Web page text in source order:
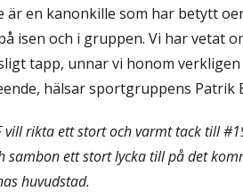
är en kanonkille som har betytt
isen och i gruppen. Vi har vetat
tapp, unnar vi honom
hälsar sportgruppens Patrik
vill rikta ett stort och varmt tack till
sambon ett stort lycka till på det
huvudstad.